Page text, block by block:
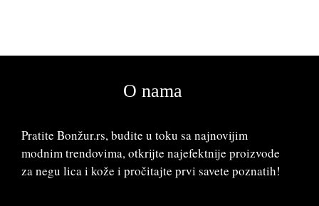
O nama
Pratite Bonžur.rs, budite u toku sa najnovijim
modnim trendovima, otkrijte najefektnije proizvode
za negu lica i kože i pročitajte prvi savete poznatih!